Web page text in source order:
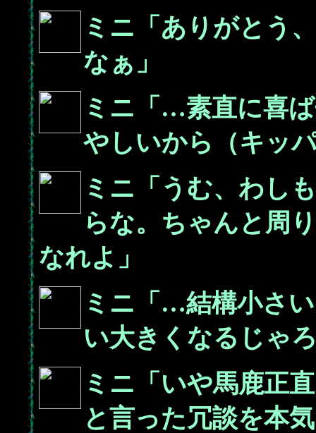
ミニ「ありがとう
なぁ」
ミニ「…素直に喜
やしいから（キッ
ミニ「うむ、わし
らな。ちゃんと周
なれよ」
ミニ「…結構小さ
い大きくなるじゃ
ミニ「いや馬鹿正
と言った冗談を本